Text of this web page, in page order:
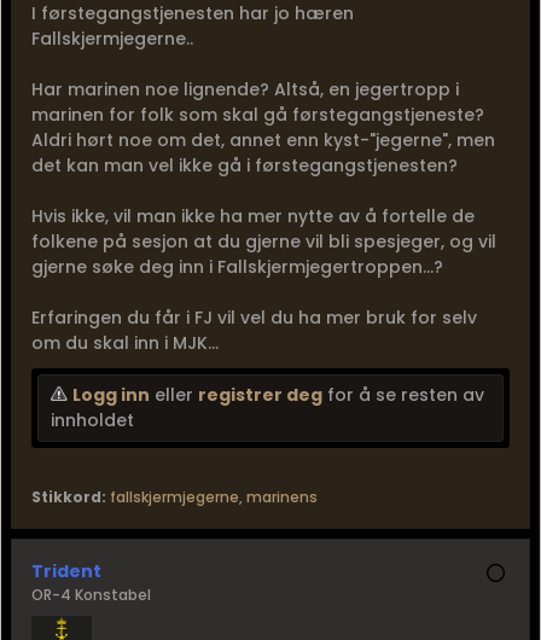
I førstegangstjenesten har jo hæren
Fallskjermjegerne..
Har marinen noe lignende? Altså, en jegertropp i
marinen for folk som skal gå førstegangstjeneste?
Aldri hørt noe om det, annet enn kyst-"jegerne", men
det kan man vel ikke gå i førstegangstjenesten?
Hvis ikke, vil man ikke ha mer nytte av å fortelle de
folkene på sesjon at du gjerne vil bli spesjeger, og vil
gjerne søke deg inn i Fallskjermjegertroppen...?
Erfaringen du får i FJ vil vel du ha mer bruk for selv
om du skal inn i MJK...
Logg inn eller registrer deg for å se resten av
innholdet
Stikkord: fallskjermjegerne, marinens
Trident
OR-4 Konstabel